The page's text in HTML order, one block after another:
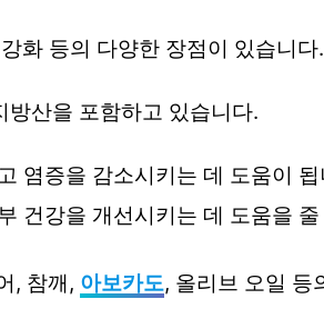
화 등의 다양한 장점이 있습니다.
산을 포함하고 있습니다.
염증을 감소시키는 데 도움이 됩
건강을 개선시키는 데 도움을
, 참깨, 아보카도, 올리브 오일 등